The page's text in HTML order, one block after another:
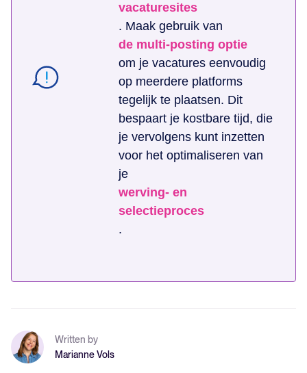
vacaturesites
. Maak gebruik van
de multi-posting optie
om je vacatures eenvoudig
op meerdere platforms
tegelijk te plaatsen. Dit
bespaart je kostbare tijd, die
je vervolgens kunt inzetten
voor het optimaliseren van
je
werving- en
selectieproces
.
Written by
Marianne Vols